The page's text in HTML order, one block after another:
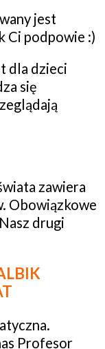
jest
Ci podpowie :)
dla dzieci
się
zawiera
Obowiązkowe
drugi
Profesor